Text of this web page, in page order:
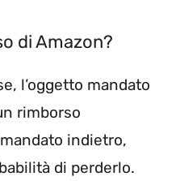
di Amazon?
l’oggetto mandato
rimborso
indietro,
di perderlo.